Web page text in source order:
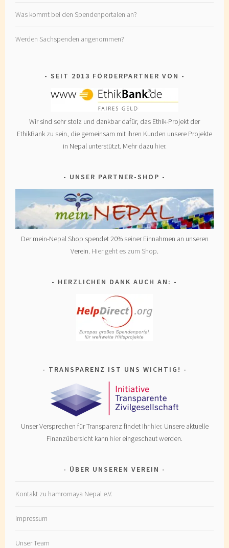
Was kommt bei den Spendenportalen an?
Werden Sachspenden angenommen?
SEIT 2013 FÖRDERPARTNER VON
Wir sind sehr stolz und dankbar dafür, das Ethik-Projekt der
EthikBank zu sein, die gemeinsam mit ihren Kunden unsere Projekte
in Nepal unterstützt. Mehr dazu hier.
UNSER PARTNER-SHOP
Der mein-Nepal Shop spendet 20% seiner Einnahmen an unseren
Verein. Hier geht es zum Shop.
HERZLICHEN DANK AUCH AN:
TRANSPARENZ IST UNS WICHTIG!
Unser Versprechen für Transparenz findet Ihrhier. Unsere aktuelle
Finanzübersicht kann hiereingeschaut werden.
ÜBER UNSEREN VEREIN
Kontakt zu hamromaya Nepal e.V.
Impressum
Unser Team